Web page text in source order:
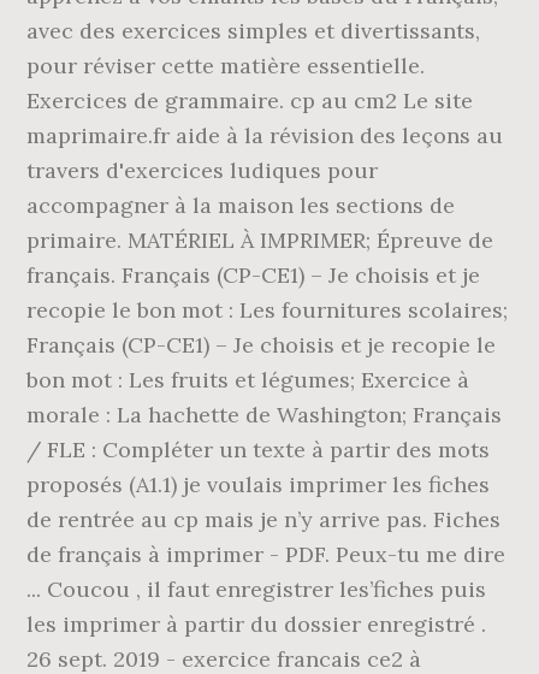
avec des exercices simples et divertissants,
pour réviser cette matière essentielle.
Exercices de grammaire. cp au cm2 Le site
maprimaire.fr aide à la révision des leçons au
travers d'exercices ludiques pour
accompagner à la maison les sections de
primaire. MATÉRIEL À IMPRIMER; Épreuve de
français. Français (CP-CE1) – Je choisis et je
recopie le bon mot : Les fournitures scolaires;
Français (CP-CE1) – Je choisis et je recopie le
bon mot : Les fruits et légumes; Exercice à
morale : La hachette de Washington; Français
/ FLE : Compléter un texte à partir des mots
proposés (A1.1) je voulais imprimer les fiches
de rentrée au cp mais je n’y arrive pas. Fiches
de français à imprimer - PDF. Peux-tu me dire
... Coucou , il faut enregistrer les’fiches puis
les imprimer à partir du dossier enregistré .
26 sept. 2019 - exercice francais ce2 à